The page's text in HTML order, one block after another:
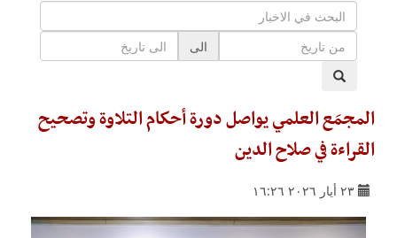
الى
المجمَع العلمي يواصل دورة أحكام التلاوة وتصحيح
القراءة في صلاح الدين
٢٣ أيار ٢٠٢٦ ١٦:٢٦